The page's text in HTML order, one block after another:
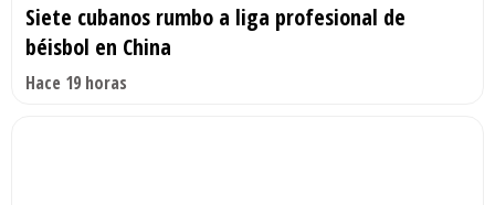
Siete cubanos rumbo a liga profesional de
béisbol en China
Hace 19 horas